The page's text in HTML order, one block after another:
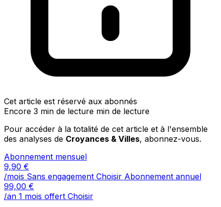
Cet article est réservé aux abonnés
Encore 3 min de lecture min de lecture
Pour accéder à la totalité de cet article et à l'ensemble
des analyses de Croyances & Villes, abonnez-vous.
Abonnement mensuel
9,90 €
/mois Sans engagement Choisir Abonnement annuel
99,00 €
/an 1 mois offert Choisir